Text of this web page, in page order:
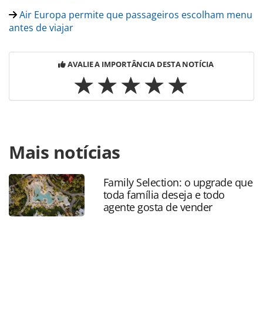
Air Europa permite que passageiros escolham menu
antes de viajar
AVALIE A IMPORTÂNCIA DESTA NOTÍCIA
https://www.panrotas.com.br/aviacao/parcerias/2021/12/
e-avianca-renovam-parceria-de-tecnologia-e-
distribuicao_186381.html ou as ferramentas oferecidas na
página. Todo o conteúdo produzido pela PANROTAS
Editora é protegido pela legislação brasileira sobre direito
autoral. Não reproduza o conteúdo sem autorização da
Mais notícias
Family Selection: o upgrade que
toda família deseja e todo
agente gosta de vender